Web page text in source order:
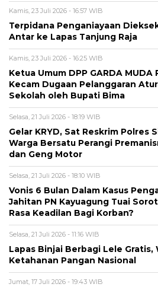
Kamis, 23 Juli 2026 - 16:57 WIB
Terpidana Penganiayaan
Antar ke Lapas Tanjung Raja
Kamis, 23 Juli 2026 - 16:25 WIB
Ketua Umum DPP GARDA MUDA
Kecam Dugaan Pelanggaran
Sekolah oleh Bupati Bima
Selasa, 21 Juli 2026 - 18:19 WIB
Gelar KRYD, Sat Reskrim Polres
Warga Bersatu Perangi
dan Geng Motor
Selasa, 21 Juli 2026 - 18:10 WIB
Vonis 6 Bulan Dalam Kasus
Jahitan PN Kayuagung Tuai
Rasa Keadilan Bagi Korban?
Selasa, 21 Juli 2026 - 11:16 WIB
Lapas Binjai Berbagi Lele Gratis,
Ketahanan Pangan Nasional
Jumat, 17 Juli 2026 - 19:43 WIB